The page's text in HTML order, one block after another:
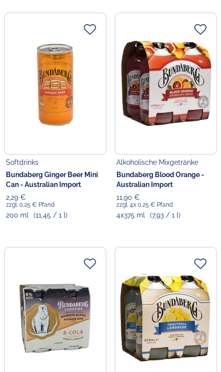
Softdrinks
Bundaberg Ginger Beer Mini
Can - Australian Import
2,29 €
zzgl. 0,25 € Pfand
200 ml (11,45 / 1 l)
Alkoholische Mixgetränke
Bundaberg Blood Orange -
Australian Import
11,90 €
zzgl. 4x 0,25 € Pfand
4x375 ml (7,93 / 1 l)